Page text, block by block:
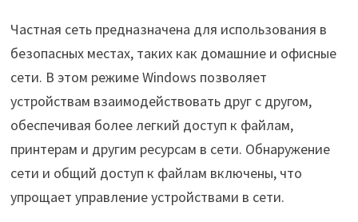
Частная сеть предназначена для использования в
безопасных местах, таких как домашние и офисные
сети. В этом режиме Windows позволяет
устройствам взаимодействовать друг с другом,
обеспечивая более легкий доступ к файлам,
принтерам и другим ресурсам в сети. Обнаружение
сети и общий доступ к файлам включены, что
упрощает управление устройствами в сети.